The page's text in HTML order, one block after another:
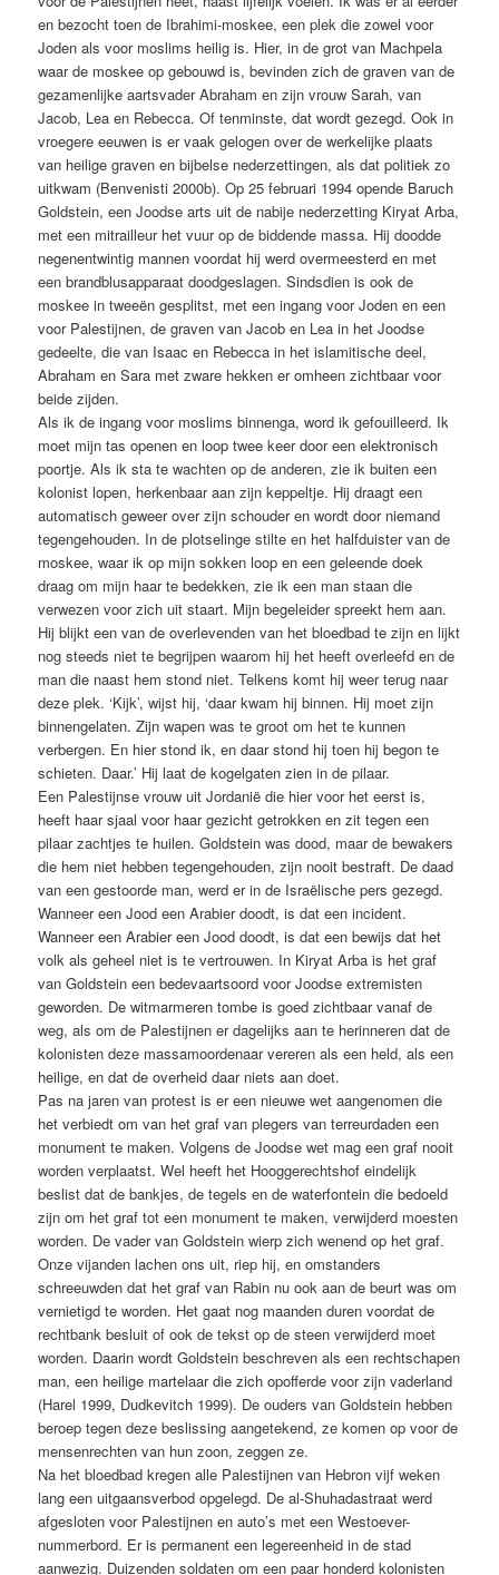
en bezocht toen de Ibrahimi-moskee, een plek die zowel voor
Joden als voor moslims heilig is. Hier, in de grot van Machpela
waar de moskee op gebouwd is, bevinden zich de graven van de
gezamenlijke aartsvader Abraham en zijn vrouw Sarah, van
Jacob, Lea en Rebecca. Of tenminste, dat wordt gezegd. Ook in
vroegere eeuwen is er vaak gelogen over de werkelijke plaats
van heilige graven en bijbelse nederzettingen, als dat politiek zo
uitkwam (Benvenisti 2000b). Op 25 februari 1994 opende Baruch
Goldstein, een Joodse arts uit de nabije nederzetting Kiryat Arba,
met een mitrailleur het vuur op de biddende massa. Hij doodde
negenentwintig mannen voordat hij werd overmeesterd en met
een brandblusapparaat doodgeslagen. Sindsdien is ook de
moskee in tweeën gesplitst, met een ingang voor Joden en een
voor Palestijnen, de graven van Jacob en Lea in het Joodse
gedeelte, die van Isaac en Rebecca in het islamitische deel,
Abraham en Sara met zware hekken er omheen zichtbaar voor
beide zijden.
Als ik de ingang voor moslims binnenga, word ik gefouilleerd. Ik
moet mijn tas openen en loop twee keer door een elektronisch
poortje. Als ik sta te wachten op de anderen, zie ik buiten een
kolonist lopen, herkenbaar aan zijn keppeltje. Hij draagt een
automatisch geweer over zijn schouder en wordt door niemand
tegengehouden. In de plotselinge stilte en het halfduister van de
moskee, waar ik op mijn sokken loop en een geleende doek
draag om mijn haar te bedekken, zie ik een man staan die
verwezen voor zich uit staart. Mijn begeleider spreekt hem aan.
Hij blijkt een van de overlevenden van het bloedbad te zijn en lijkt
nog steeds niet te begrijpen waarom hij het heeft overleefd en de
man die naast hem stond niet. Telkens komt hij weer terug naar
deze plek. ‘Kijk’, wijst hij, ‘daar kwam hij binnen. Hij moet zijn
binnengelaten. Zijn wapen was te groot om het te kunnen
verbergen. En hier stond ik, en daar stond hij toen hij begon te
schieten. Daar.’ Hij laat de kogelgaten zien in de pilaar.
Een Palestijnse vrouw uit Jordanië die hier voor het eerst is,
heeft haar sjaal voor haar gezicht getrokken en zit tegen een
pilaar zachtjes te huilen. Goldstein was dood, maar de bewakers
die hem niet hebben tegengehouden, zijn nooit bestraft. De daad
van een gestoorde man, werd er in de Israëlische pers gezegd.
Wanneer een Jood een Arabier doodt, is dat een incident.
Wanneer een Arabier een Jood doodt, is dat een bewijs dat het
volk als geheel niet is te vertrouwen. In Kiryat Arba is het graf
van Goldstein een bedevaartsoord voor Joodse extremisten
geworden. De witmarmeren tombe is goed zichtbaar vanaf de
weg, als om de Palestijnen er dagelijks aan te herinneren dat de
kolonisten deze massamoordenaar vereren als een held, als een
heilige, en dat de overheid daar niets aan doet.
Pas na jaren van protest is er een nieuwe wet aangenomen die
het verbiedt om van het graf van plegers van terreurdaden een
monument te maken. Volgens de Joodse wet mag een graf nooit
worden verplaatst. Wel heeft het Hooggerechtshof eindelijk
beslist dat de bankjes, de tegels en de waterfontein die bedoeld
zijn om het graf tot een monument te maken, verwijderd moesten
worden. De vader van Goldstein wierp zich wenend op het graf.
Onze vijanden lachen ons uit, riep hij, en omstanders
schreeuwden dat het graf van Rabin nu ook aan de beurt was om
vernietigd te worden. Het gaat nog maanden duren voordat de
rechtbank besluit of ook de tekst op de steen verwijderd moet
worden. Daarin wordt Goldstein beschreven als een rechtschapen
man, een heilige martelaar die zich opofferde voor zijn vaderland
(Harel 1999, Dudkevitch 1999). De ouders van Goldstein hebben
beroep tegen deze beslissing aangetekend, ze komen op voor de
mensenrechten van hun zoon, zeggen ze.
Na het bloedbad kregen alle Palestijnen van Hebron vijf weken
lang een uitgaansverbod opgelegd. De al-Shuhadastraat werd
afgesloten voor Palestijnen en auto’s met een Westoever-
nummerbord. Er is permanent een legereenheid in de stad
aanwezig. Duizenden soldaten om een paar honderd kolonisten